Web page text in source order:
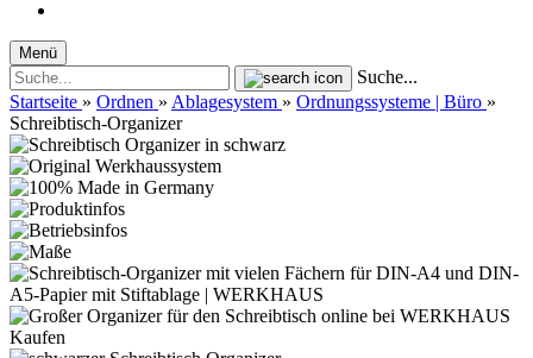
Menü
Suche...
Startseite » Ordnen » Ablagesystem » Ordnungssysteme | Büro »
Schreibtisch-Organizer